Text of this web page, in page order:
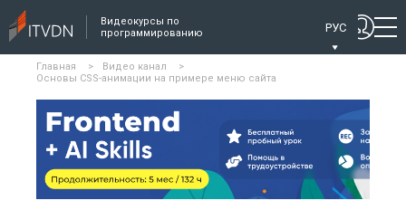
Видеокурсы по
программированию
РУС
Главная > Видео канал
>
Основы CSS-анимации на примере меню сайта